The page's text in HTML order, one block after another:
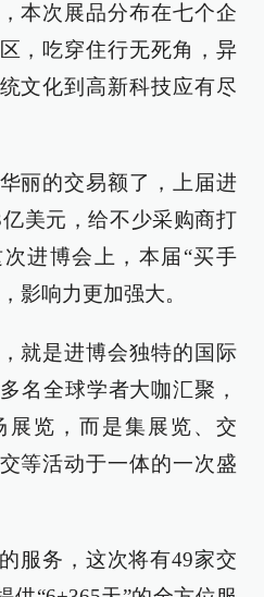
本次展品分布在七个企
，吃穿住行无死角，异
文化到高新科技应有尽
丽的交易额了，上届进
美元，给不少采购商打
进博会上，本届“买手
影响力更加强大。
就是进博会独特的国际
名全球学者大咖汇聚，
展览，而是集展览、交
等活动于一体的一次盛
服务，这次将有49家交